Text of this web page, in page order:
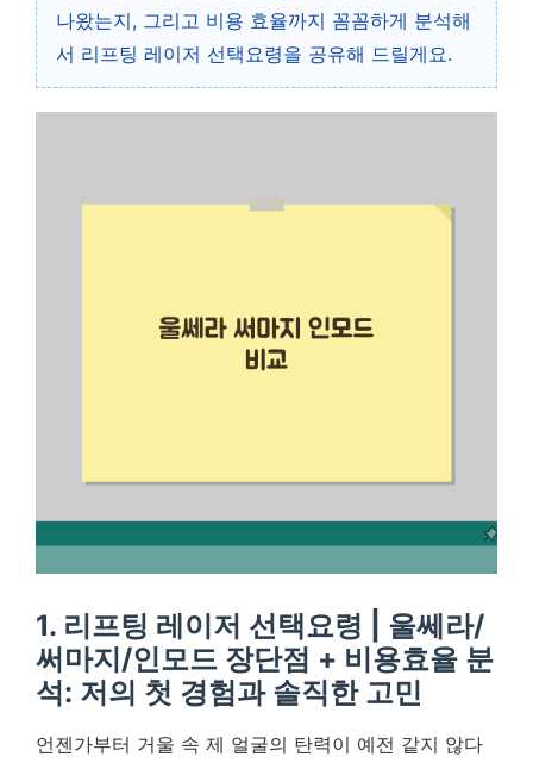
나왔는지, 그리고 비용 효율까지 꼼꼼하게 분석해
서 리프팅 레이저 선택요령을 공유해 드릴게요.
1. 리프팅 레이저 선택요령 | 울쎄라/
써마지/인모드 장단점 + 비용효율 분
석: 저의 첫 경험과 솔직한 고민
언젠가부터 거울 속 제 얼굴의 탄력이 예전 같지 않다